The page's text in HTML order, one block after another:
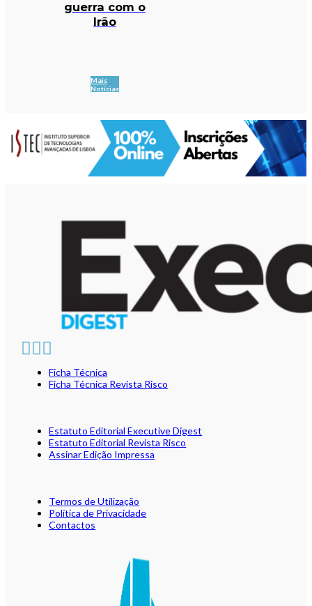
guerra com o
Irão
Mais
Notícias
Ficha Técnica
Ficha Técnica Revista Risco
Estatuto Editorial Executive Digest
Estatuto Editorial Revista Risco
Assinar Edição Impressa
Termos de Utilização
Política de Privacidade
Contactos